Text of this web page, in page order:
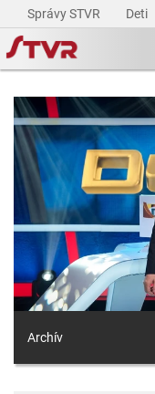
Správy STVR Deti
Archív